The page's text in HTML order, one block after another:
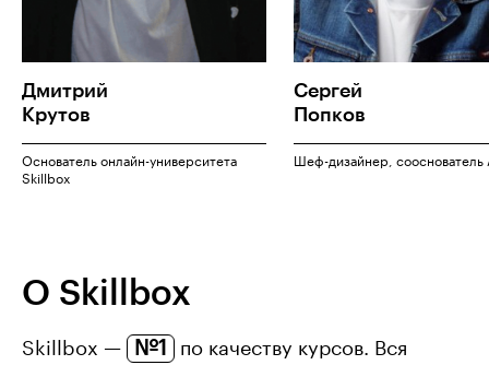
Дмитрий
Крутов
Основатель онлайн-университета
Skillbox
Сергей
Попков
Шеф-дизайнер, сооснователь
О Skillbox
Skillbox — №1
по качеству курсов. Вся